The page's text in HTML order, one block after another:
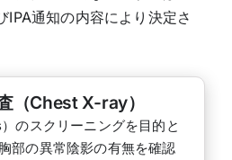
IPA通知の内容により決定さ
（Chest X-ray）
のスクリーニングを目的と
部の異常陰影の有無を確認